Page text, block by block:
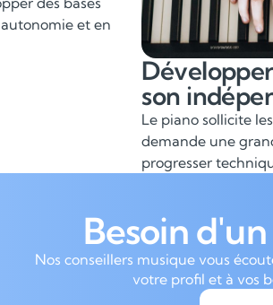
et en
son
Le piano sollicite
demande une
progresser
Besoin
Nos conseillers musique vous
votre profil et à vos